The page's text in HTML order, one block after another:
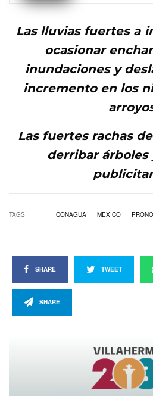
Las lluvias fuertes a
ocasionar
inundaciones y
incremento en los
Las fuertes rachas
derribar árboles
TAGS CONAGUA MÉXICO
SHARE TWEET
SHARE